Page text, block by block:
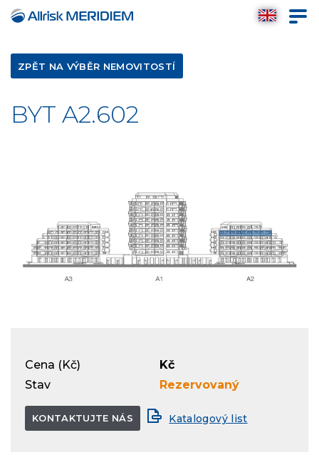
BYT A2.602
ZPĚT NA VÝBĚR NEMOVITOSTÍ
Cena (Kč)
Kč
Stav
Rezervovaný
KONTAKTUJTE NÁS Katalogový list